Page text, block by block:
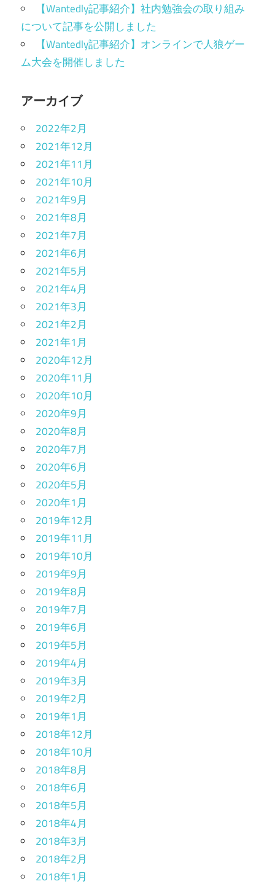
【Wantedly記事紹介】社内勉強会の取り組み
について記事を公開しました
【Wantedly記事紹介】オンラインで人狼ゲー
ム大会を開催しました
アーカイブ
2022年2月
2021年12月
2021年11月
2021年10月
2021年9月
2021年8月
2021年7月
2021年6月
2021年5月
2021年4月
2021年3月
2021年2月
2021年1月
2020年12月
2020年11月
2020年10月
2020年9月
2020年8月
2020年7月
2020年6月
2020年5月
2020年1月
2019年12月
2019年11月
2019年10月
2019年9月
2019年8月
2019年7月
2019年6月
2019年5月
2019年4月
2019年3月
2019年2月
2019年1月
2018年12月
2018年10月
2018年8月
2018年6月
2018年5月
2018年4月
2018年3月
2018年2月
2018年1月